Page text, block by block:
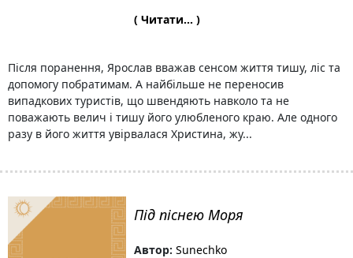
( Читати... )
Після поранення, Ярослав вважав сенсом життя тишу, ліс та
допомогу побратимам. А найбільше не переносив
випадкових туристів, що швендяють навколо та не
поважають велич і тишу його улюбленого краю. Але одного
разу в його життя увірвалася Христина, жу...
Під піснею Моря
Автор: Sunechko